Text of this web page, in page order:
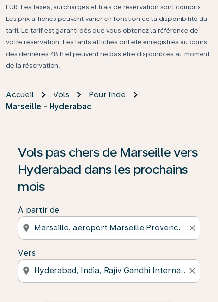
EUR. Les taxes, surcharges et frais de réservation sont compris.
Les prix affichés peuvent varier en fonction de la disponibilité du
tarif. Le tarif est garanti dès que vous obtenez la référence de
votre réservation. Les tarifs affichés ont été enregistrés au cours
des dernières 48 h et peuvent ne pas être disponibles au moment
de la réservation.
Accueil Vols
Pour Inde
Marseille - Hyderabad
Vols pas chers de Marseille vers
Hyderabad dans les prochains
mois
À partir de
location_on close
Vers
location_on close